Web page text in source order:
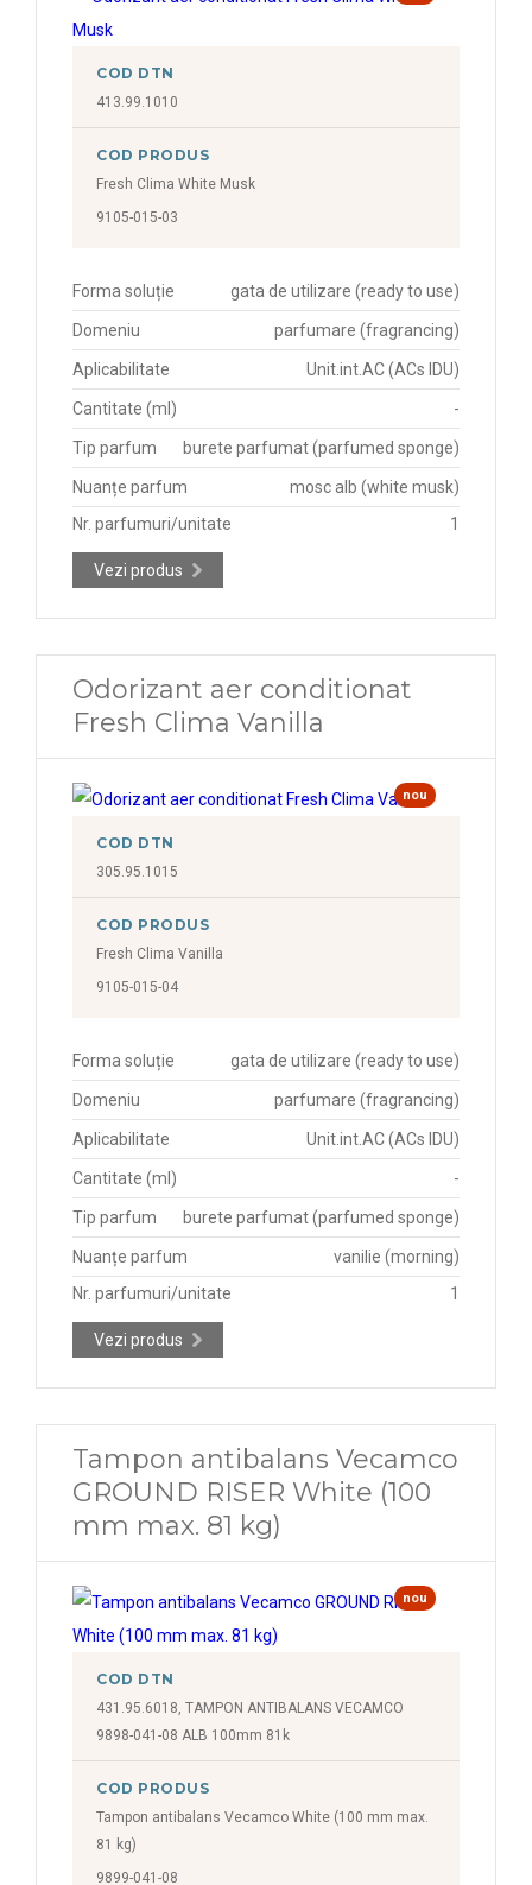
COD DTN
413.99.1010
COD PRODUS
Fresh Clima White Musk
9105-015-03
Forma soluție gata de utilizare (ready to use)
Domeniu parfumare (fragrancing)
Aplicabilitate Unit.int.AC (ACs IDU)
Cantitate (ml) -
Tip parfum burete parfumat (parfumed sponge)
Nuanțe parfum
mosc alb (white musk)
Nr. parfumuri/unitate
1
Vezi produs
Odorizant aer conditionat
Fresh Clima Vanilla
nou
COD DTN
305.95.1015
COD PRODUS
Fresh Clima Vanilla
9105-015-04
Forma soluție gata de utilizare (ready to use)
Domeniu parfumare (fragrancing)
Aplicabilitate Unit.int.AC (ACs IDU)
Cantitate (ml) -
Tip parfum burete parfumat (parfumed sponge)
Nuanțe parfum
vanilie (morning)
Nr. parfumuri/unitate
1
Vezi produs
Tampon antibalans Vecamco
GROUND RISER White (100
mm max. 81 kg)
nou
COD DTN
431.95.6018, TAMPON ANTIBALANS VECAMCO
9898-041-08 ALB 100mm 81k
COD PRODUS
Tampon antibalans Vecamco White (100 mm max.
81 kg)
9899-041-08